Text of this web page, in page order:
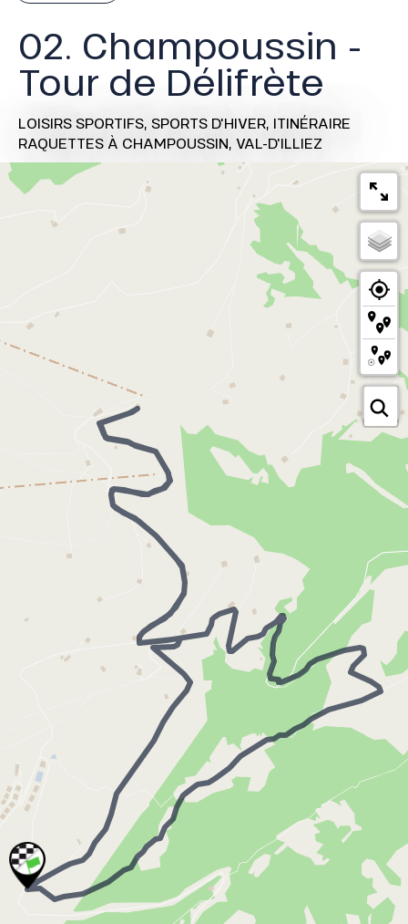
02. Champoussin -
Tour de Délifrète
LOISIRS SPORTIFS, SPORTS D'HIVER, ITINÉRAIRE
RAQUETTES À CHAMPOUSSIN, VAL-D'ILLIEZ